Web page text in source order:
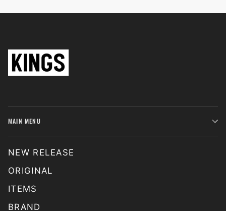
MAIN MENU
NEW RELEASE
ORIGINAL
ITEMS
BRAND